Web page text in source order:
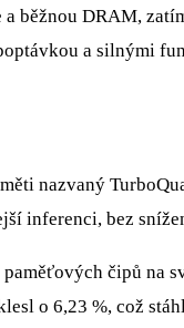
běžnou DRAM,
a silnými
nazvaný
inferenci, bez
čipů na
o 6,23 %, což